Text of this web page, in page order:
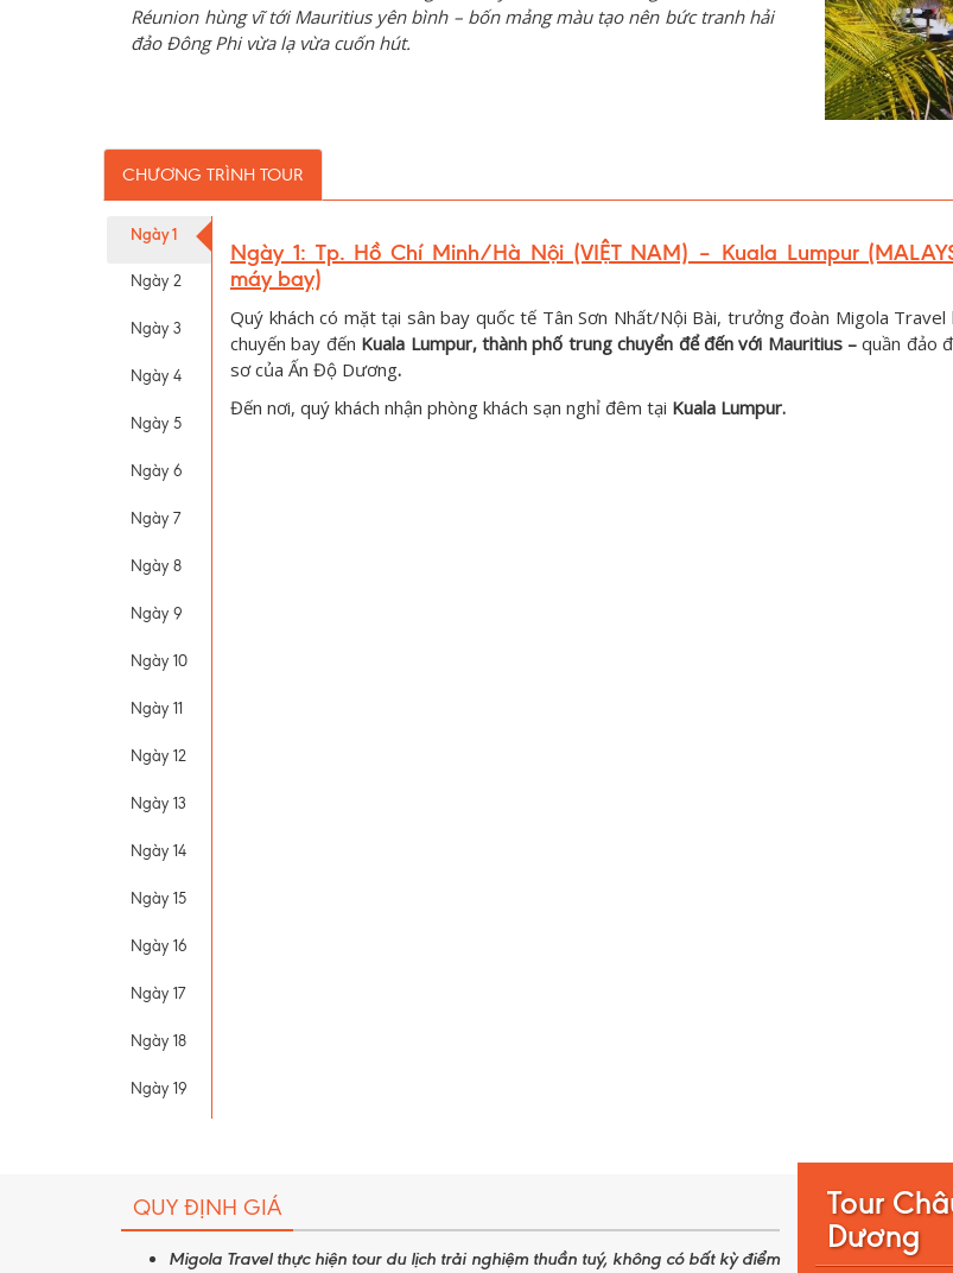
Réunion hùng vĩ tới Mauritius yên bình – bốn mảng màu tạo nên bức tranh hải
đảo Đông Phi vừa lạ vừa cuốn hút.
CHƯƠNG TRÌNH TOUR
Ngày 1
Ngày 2
Ngày 3
Ngày 4
Ngày 5
Ngày 6
Ngày 7
Ngày 8
Ngày 9
Ngày 10
Ngày 11
Ngày 12
Ngày 13
Ngày 14
Ngày 15
Ngày 16
Ngày 17
Ngày 18
Ngày 19
Ngày 1: Tp. Hồ Chí Minh/Hà Nội (VIỆT NAM) – Kuala Lumpur
máy bay)
Quý khách có mặt tại sân bay quốc tế Tân Sơn Nhất/Nội Bài, trưởng đoàn Migola
chuyến bay đến Kuala Lumpur, thành phố trung chuyển để đến với Mauritius –quần đảo
sơ của Ấn Độ Dương.
Đến nơi, quý khách nhận phòng khách sạn nghỉ đêm tại Kuala Lumpur.
QUY ĐỊNH GIÁ
Migola Travel thực hiện tour du lịch trải nghiệm thuần tuý, không có bất kỳ điểm
Tour
Dương